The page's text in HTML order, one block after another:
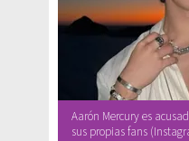
Aarón Mercury es
sus propias fans